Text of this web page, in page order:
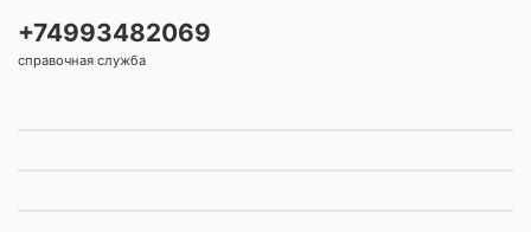
+74993482069
справочная служба